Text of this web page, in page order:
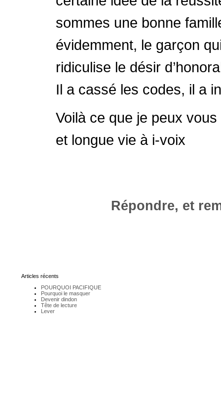
sommes une bonne
évidemment, le garçon
ridiculise le désir
Il a cassé les codes, il a
Voilà ce que je peux
et longue vie à i-voix
Répondre, et
Articles récents
POURQUOI PACIFIQUE
Pourquoi le masquer
Devenir dindon
Tête de lecture
Lever